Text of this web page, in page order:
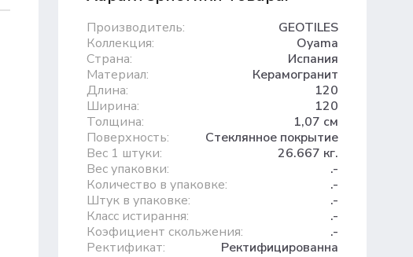
Производитель:
GEOTILES
Коллекция:
Oyama
Страна:
Испания
Материал:
Керамогранит
Длина:
120
Ширина:
120
Толщина:
1,07 см
Поверхность:
Стеклянное покрытие
Вес 1 штуки:
26.667 кг.
Вес упаковки:
.-
Количество в упаковке:
.-
Штук в упаковке:
.-
Класс истирання:
.-
Коэфициент скольжения:
.-
Ректификат:
Ректифицированна